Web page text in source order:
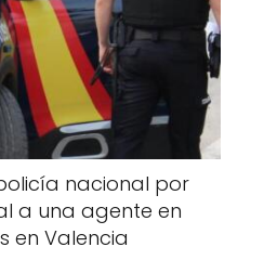
nacional por
a una agente en
en Valencia